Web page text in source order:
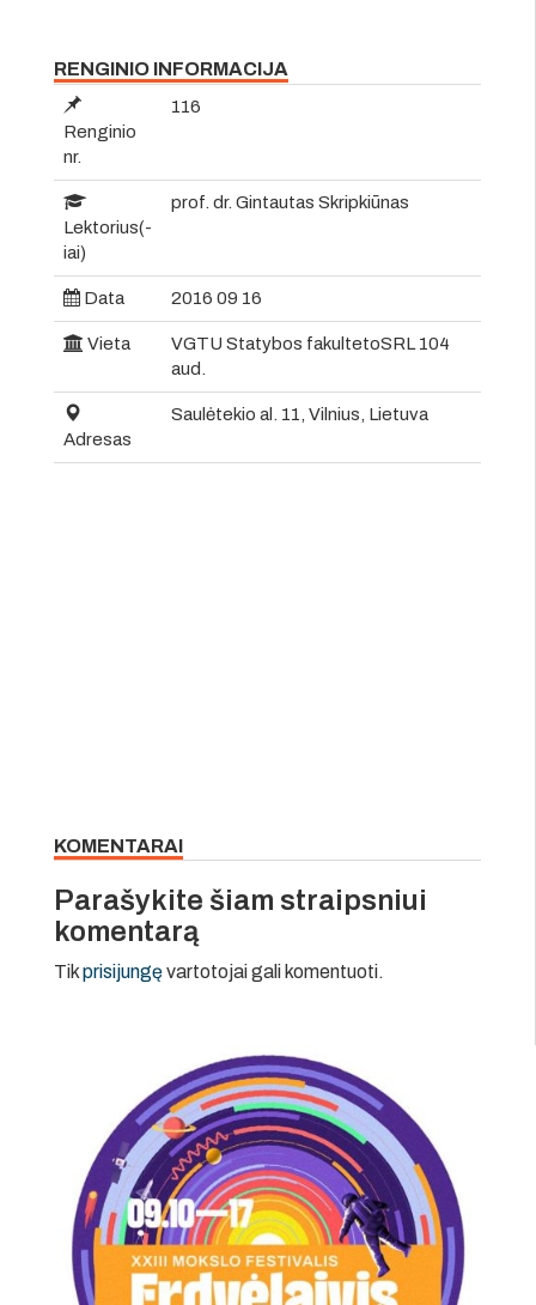
RENGINIO INFORMACIJA
Renginio
nr.
116
Lektorius(-
iai)
prof. dr. Gintautas Skripkiūnas
Data 2016 09 16
Vieta
VGTU Statybos fakultetoSRL 104
aud.
Adresas
Saulėtekio al. 11, Vilnius, Lietuva
KOMENTARAI
Parašykite šiam straipsniui
komentarą
Tikprisijungęvartotojai gali komentuoti.